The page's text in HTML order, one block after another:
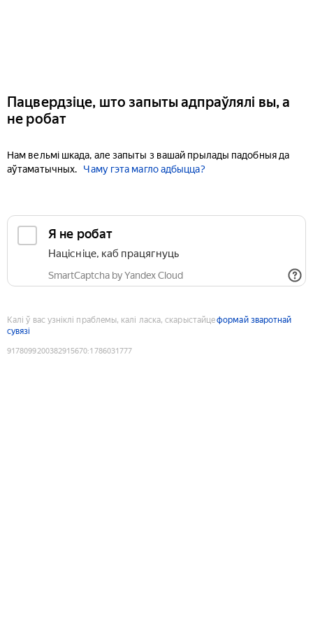
Пацвердзіце, што запыты адпраўлялі вы, а
не робат
Нам вельмі шкада, але запыты з вашай прылады падобныя да
аўтаматычных.
Чаму гэта магло адбыцца?
Я не робат
Націсніце, каб працягнуць
SmartCaptcha by Yandex Cloud
Калі ў вас узніклі праблемы, калі ласка, скарыстайцеформай зваротнай
сувязі
9178099200382915670:1786031777